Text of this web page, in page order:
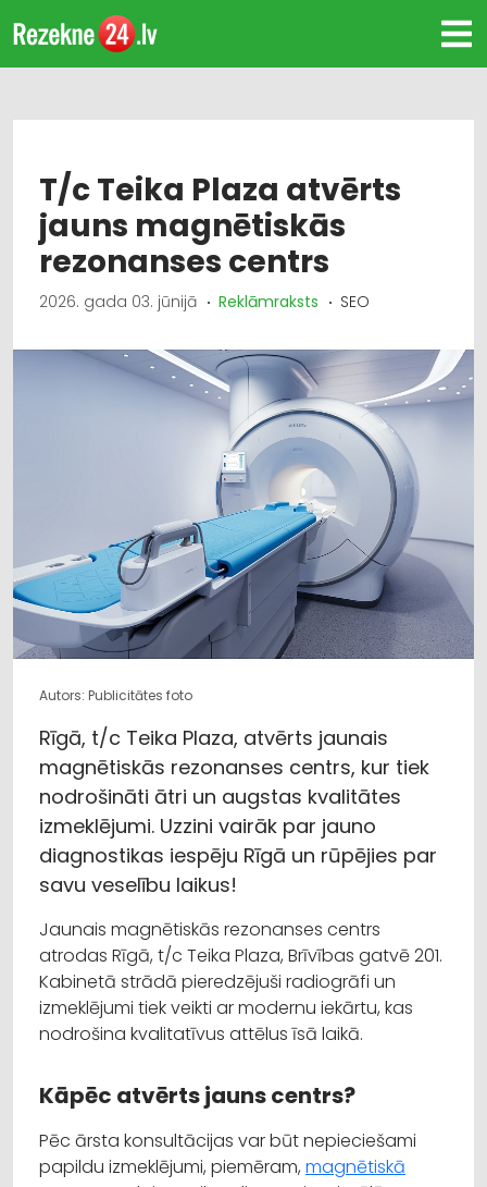
T/c Teika Plaza atvērts
jauns magnētiskās
rezonanses centrs
2026. gada 03. jūnijā Reklāmraksts SEO
Autors: Publicitātes foto
Rīgā, t/c Teika Plaza, atvērts jaunais
magnētiskās rezonanses centrs, kur tiek
nodrošināti ātri un augstas kvalitātes
izmeklējumi. Uzzini vairāk par jauno
diagnostikas iespēju Rīgā un rūpējies par
savu veselību laikus!
Jaunais magnētiskās rezonanses centrs
atrodas Rīgā, t/c Teika Plaza, Brīvības gatvē 201.
Kabinetā strādā pieredzējuši radiogrāfi un
izmeklējumi tiek veikti ar modernu iekārtu, kas
nodrošina kvalitatīvus attēlus īsā laikā.
Kāpēc atvērts jauns centrs?
Pēc ārsta konsultācijas var būt nepieciešami
papildu izmeklējumi, piemēram, magnētiskā